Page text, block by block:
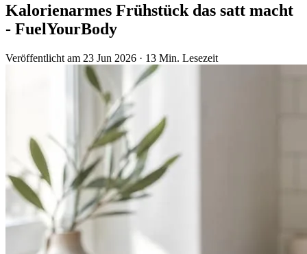
Kalorienarmes Frühstück das satt macht
- FuelYourBody
Veröffentlicht am 23 Jun 2026 · 13 Min. Lesezeit